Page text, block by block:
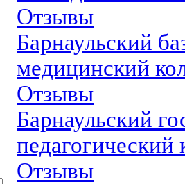
Отзывы
Барнаульский
медицинский
Отзывы
Барнаульский
педагогический
Отзывы